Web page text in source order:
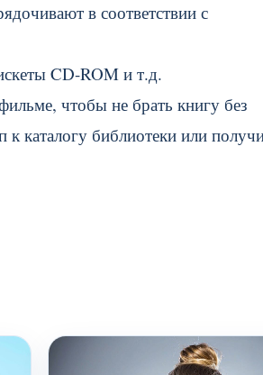
в соответствии с
CD-ROM и т.д.
чтобы не брать книгу без
каталогу библиотеки или